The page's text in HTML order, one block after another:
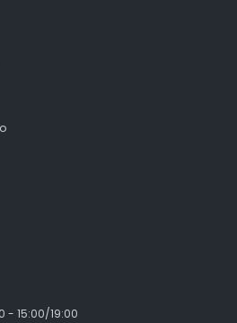
- 15:00/19:00